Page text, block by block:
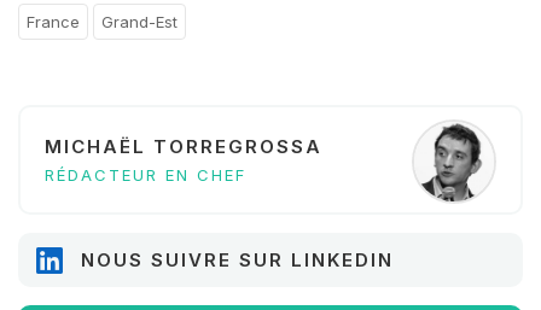
France Grand-Est
MICHAËL TORREGROSSA
RÉDACTEUR EN CHEF
NOUS SUIVRE SUR LINKEDIN